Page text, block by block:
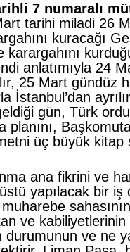
7 numaralı
tarihi miladi 26
kuracağı
karargahını
anlatımıyla 24
25 Mart gündüz
İstanbul’dan
gün, Türk
planını,
üç büyük kitap
ana fikrini ve
yapılacak bir iş
ve
durumunun ve ne